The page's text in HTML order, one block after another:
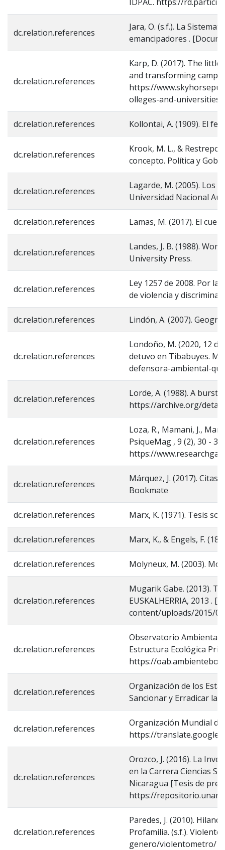
dc.relation.references
Jara, O. (s.f.). La
emancipadores .
dc.relation.references
Karp, D. (2017). The
and transforming
https://
olleges-and-
dc.relation.references Kollontai, A. (1909). El
dc.relation.references
Krook, M. L., & Restrepo
concepto. Política y
dc.relation.references
Lagarde, M. (2005). Los
Universidad Nacional
dc.relation.references Lamas, M. (2017). El
dc.relation.references
Landes, J. B. (1988).
University Press.
dc.relation.references
Ley 1257 de 2008. Por
de violencia y
dc.relation.references Lindón, A. (2007).
dc.relation.references
Londoño, M. (2020, 12
detuvo en Tibabuyes.
defensora-ambiental-
dc.relation.references
Lorde, A. (1988). A burst
https://archive.org/
dc.relation.references
Loza, R., Mamani, J.,
PsiqueMag , 9 (2), 30 - 39.
https://
dc.relation.references
Márquez, J. (2017). Citas
Bookmate
dc.relation.references Marx, K. (1971). Tesis
dc.relation.references Marx, K., & Engels, F.
dc.relation.references Molyneux, M. (2003).
dc.relation.references
Mugarik Gabe. (2013).
EUSKALHERRIA, 2013
content/uploads/2015/
dc.relation.references
Observatorio Ambiental.
Estructura Ecológica
https://
dc.relation.references
Organización de los
Sancionar y Erradicar la
dc.relation.references
Organización Mundial de
https://
dc.relation.references
Orozco, J. (2016). La
en la Carrera Ciencias
Nicaragua [Tesis de
https://
dc.relation.references
Paredes, J. (2010).
Profamilia. (s.f.).
genero/violentometro/